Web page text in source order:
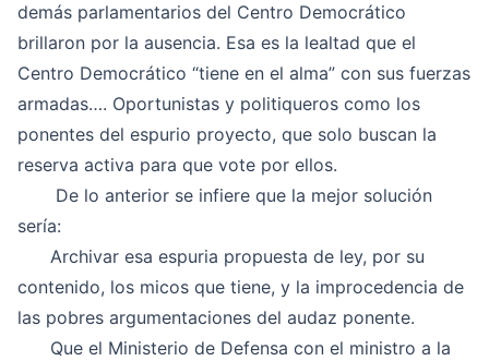
demás parlamentarios del Centro Democrático
brillaron por la ausencia. Esa es la lealtad que el
Centro Democrático “tiene en el alma” con sus fuerzas
armadas…. Oportunistas y politiqueros como los
ponentes del espurio proyecto, que solo buscan la
reserva activa para que vote por ellos.
De lo anterior se infiere que la mejor solución
sería:
Archivar esa espuria propuesta de ley, por su
contenido, los micos que tiene, y la improcedencia de
las pobres argumentaciones del audaz ponente.
Que el Ministerio de Defensa con el ministro a la